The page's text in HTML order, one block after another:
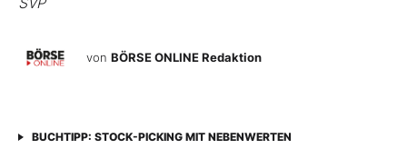
von BÖRSE ONLINE Redaktion
BUCHTIPP: STOCK-PICKING MIT NEBENWERTEN